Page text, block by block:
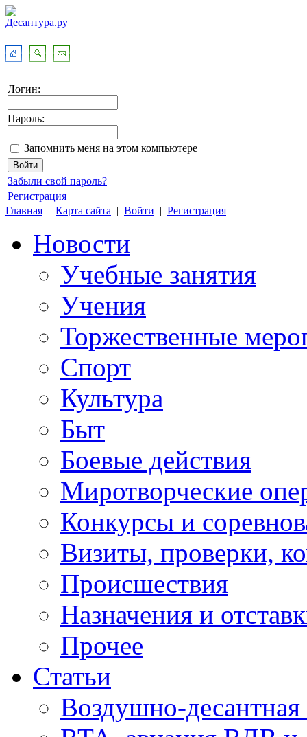
Логин:
Пароль:
Запомнить меня на этом компьютере
Забыли свой пароль?
Регистрация
Главная | Карта сайта | Войти | Регистрация
Новости
Учебные занятия
Учения
Торжественные
Спорт
Культура
Быт
Боевые действия
Миротворческие
Конкурсы и
Визиты, проверки,
Происшествия
Назначения и
Прочее
Статьи
Воздушно-десантная